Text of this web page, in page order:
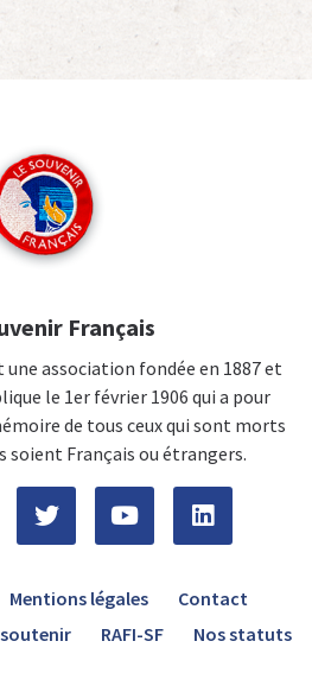
Français
une association fondée en 1887 et
le 1er février 1906 qui a pour
de tous ceux qui sont morts
soient Français ou étrangers.
Mentions légales
Contact
RAFI-SF Nos statuts